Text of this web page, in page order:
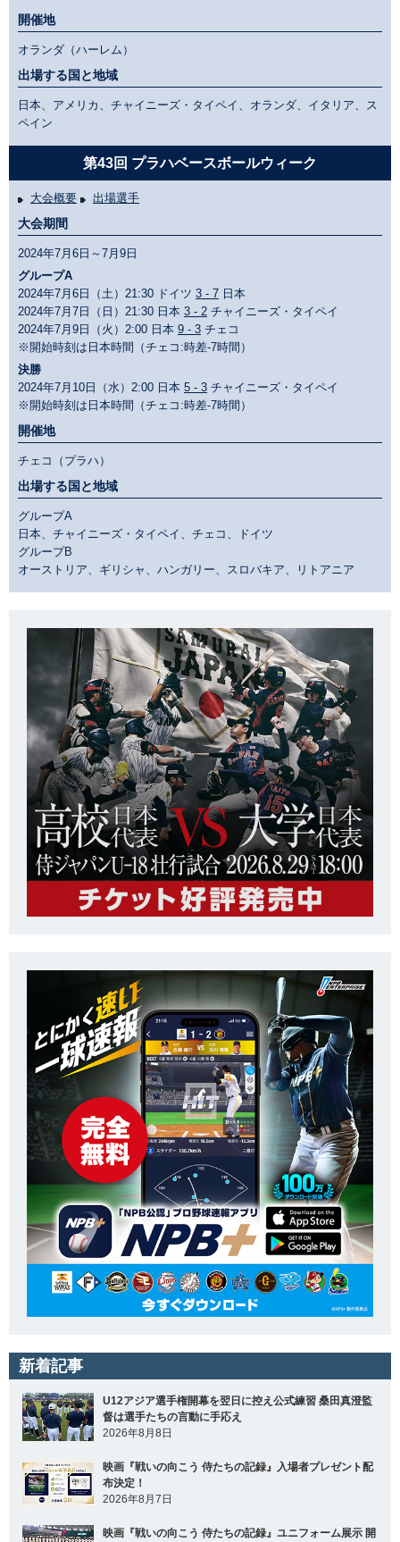
開催地
オランダ（ハーレム）
出場する国と地域
日本、アメリカ、チャイニーズ・タイペイ、オランダ、イタリア、ス
ペイン
第43回 プラハベースボールウィーク
大会概要 出場選手
大会期間
2024年7月6日～7月9日
グループA
2024年7月6日（土）21:30 ドイツ 3 - 7 日本
2024年7月7日（日）21:30 日本 3 - 2 チャイニーズ・タイペイ
2024年7月9日（火）2:00 日本 9 - 3 チェコ
※開始時刻は日本時間（チェコ:時差-7時間）
決勝
2024年7月10日（水）2:00 日本 5 - 3 チャイニーズ・タイペイ
※開始時刻は日本時間（チェコ:時差-7時間）
開催地
チェコ（プラハ）
出場する国と地域
グループA
日本、チャイニーズ・タイペイ、チェコ、ドイツ
グループB
オーストリア、ギリシャ、ハンガリー、スロバキア、リトアニア
新着記事
U12アジア選手権開幕を翌日に控え公式練習 桑田真澄監
督は選手たちの言動に手応え
2026年8月8日
映画『戦いの向こう 侍たちの記録』入場者プレゼント配
布決定！
2026年8月7日
映画『戦いの向こう 侍たちの記録』ユニフォーム展示 開